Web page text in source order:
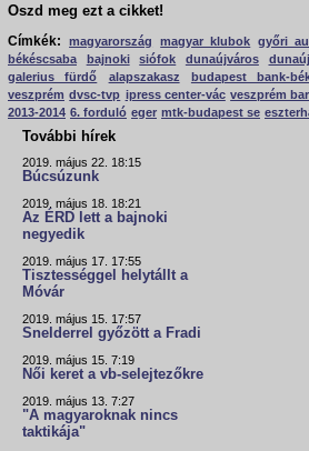
Oszd meg ezt a cikket!
Címkék:
magyarország magyar klubok győri
békéscsaba
bajnoki siófok dunaújváros
galerius fürdő
alapszakasz budapest bank-
veszprém dvsc-tvp ipress center-vác veszprém
2013-2014 6. forduló eger mtk-budapest se
További hírek
2019. május 22. 18:15
Búcsúzunk
2019. május 18. 18:21
Az ÉRD lett a bajnoki
negyedik
2019. május 17. 17:55
Tisztességgel helytállt a
Móvár
2019. május 15. 17:57
Snelderrel győzött a Fradi
2019. május 15. 7:19
Női keret a vb-selejtezőkre
2019. május 13. 7:27
"A magyaroknak nincs
taktikája"